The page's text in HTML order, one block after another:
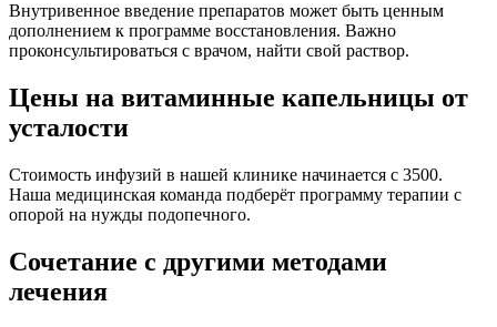
Внутривенное введение препаратов может быть ценным
дополнением к программе восстановления. Важно
проконсультироваться с врачом, найти свой раствор.
Цены на витаминные капельницы от
усталости
Стоимость инфузий в нашей клинике начинается с 3500.
Наша медицинская команда подберёт программу терапии с
опорой на нужды подопечного.
Сочетание с другими методами
лечения